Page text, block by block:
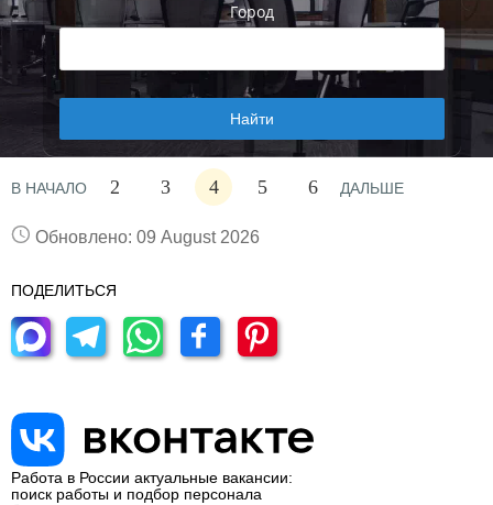
Город
В НАЧАЛО 2 3 4 5 6 ДАЛЬШЕ
Обновлено: 09 August 2026
ПОДЕЛИТЬСЯ
Работа в России актуальные вакансии:
поиск работы и подбор персонала